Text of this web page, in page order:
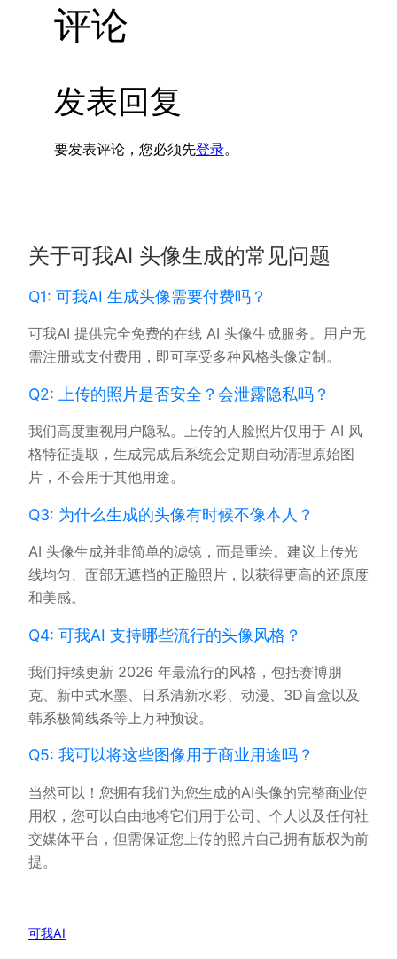
评论
发表回复
要发表评论，您必须先登录。
关于可我AI 头像生成的常见问题
Q1: 可我AI 生成头像需要付费吗？
可我AI 提供完全免费的在线 AI 头像生成服务。用户无
需注册或支付费用，即可享受多种风格头像定制。
Q2: 上传的照片是否安全？会泄露隐私吗？
我们高度重视用户隐私。上传的人脸照片仅用于 AI 风
格特征提取，生成完成后系统会定期自动清理原始图
片，不会用于其他用途。
Q3: 为什么生成的头像有时候不像本人？
AI 头像生成并非简单的滤镜，而是重绘。建议上传光
线均匀、面部无遮挡的正脸照片，以获得更高的还原度
和美感。
Q4: 可我AI 支持哪些流行的头像风格？
我们持续更新 2026 年最流行的风格，包括赛博朋
克、新中式水墨、日系清新水彩、动漫、3D盲盒以及
韩系极简线条等上万种预设。
Q5: 我可以将这些图像用于商业用途吗？
当然可以！您拥有我们为您生成的AI头像的完整商业使
用权，您可以自由地将它们用于公司、个人以及任何社
交媒体平台，但需保证您上传的照片自己拥有版权为前
提。
可我AI